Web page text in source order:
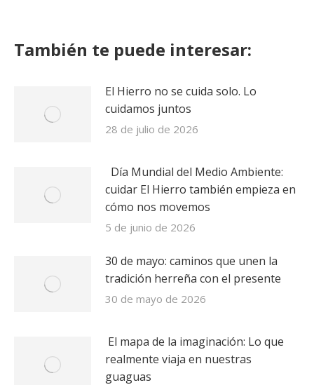
También te puede interesar:
El Hierro no se cuida solo. Lo
cuidamos juntos
28 de julio de 2026
Día Mundial del Medio Ambiente:
cuidar El Hierro también empieza en
cómo nos movemos
5 de junio de 2026
30 de mayo: caminos que unen la
tradición herreña con el presente
30 de mayo de 2026
El mapa de la imaginación: Lo que
realmente viaja en nuestras
guaguas